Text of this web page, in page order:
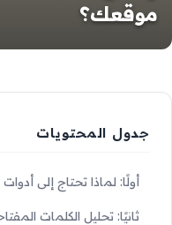
موقعك؟
جدول المحتويات
أولًا: لماذا تحتاج إلى
ثانيًا: تحليل الكلمات